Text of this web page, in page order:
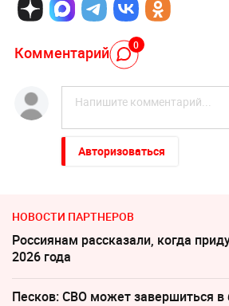
Комментарий 0
Авторизоваться
НОВОСТИ ПАРТНЕРОВ
Россиянам рассказали, когда
2026 года
Песков: СВО может завершиться